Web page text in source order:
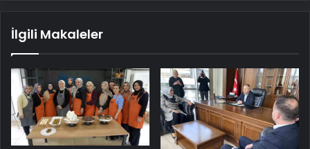
İlgili Makaleler